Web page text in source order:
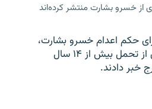
خسرو بشارت منتشر کرده‌اند
حکم اعدام خسرو بشارت،
زندانی کُرد سنی‌مذهب، پس از تحمل بیش از ۱۴ سال
خبر دادند.